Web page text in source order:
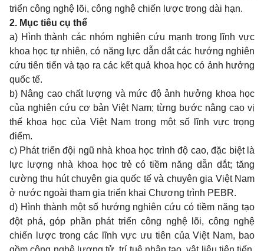
triển công nghệ lõi, công nghệ chiến lược trong dài hạn.
2. Mục tiêu cụ thể
a) Hình thành các nhóm nghiên cứu mạnh trong lĩnh vực
khoa học tự nhiên, có năng lực dẫn dắt các hướng nghiên
cứu tiên tiến và tạo ra các kết quả khoa học có ảnh hưởng
quốc tế.
b) Nâng cao chất lượng và mức độ ảnh hưởng khoa học
của nghiên cứu cơ bản Việt Nam; từng bước nâng cao vị
thế khoa học của Việt Nam trong một số lĩnh vực trọng
điểm.
c) Phát triển đội ngũ nhà khoa học trình độ cao, đặc biệt là
lực lượng nhà khoa học trẻ có tiềm năng dẫn dắt; tăng
cường thu hút chuyên gia quốc tế và chuyên gia Việt Nam
ở nước ngoài tham gia triển khai Chương trình PEBR.
d) Hình thành một số hướng nghiên cứu có tiềm năng tạo
đột phá, góp phần phát triển công nghệ lõi, công nghệ
chiến lược trong các lĩnh vực ưu tiên của Việt Nam, bao